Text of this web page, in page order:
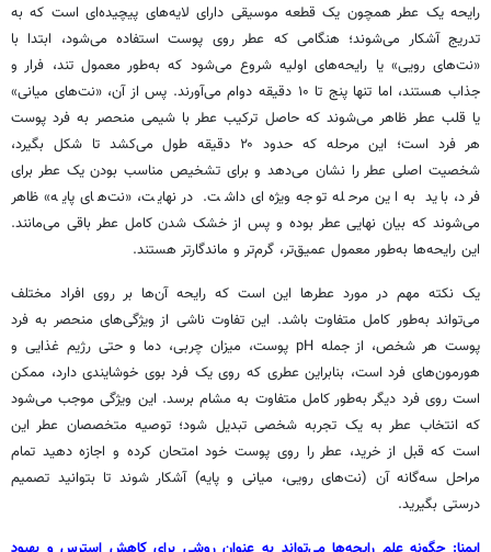
رایحه یک عطر همچون یک قطعه موسیقی دارای لایه‌های پیچیده‌ای است که به
تدریج آشکار می‌شوند؛ هنگامی که عطر روی پوست استفاده می‌شود، ابتدا با
«نت‌های رویی» یا رایحه‌های اولیه شروع می‌شود که به‌طور معمول تند، فرار و
جذاب هستند، اما تنها پنج تا ۱۰ دقیقه دوام می‌آورند. پس از آن، «نت‌های میانی»
یا قلب عطر ظاهر می‌شوند که حاصل ترکیب عطر با شیمی منحصر به فرد پوست
هر فرد است؛ این مرحله که حدود ۲۰ دقیقه طول می‌کشد تا شکل بگیرد،
شخصیت اصلی عطر را نشان می‌دهد و برای تشخیص مناسب بودن یک عطر برای
فرد، باید به این مرحله توجه ویژه‌ای داشت. در نهایت، «نت‌های پایه» ظاهر
می‌شوند که بیان نهایی عطر بوده و پس از خشک شدن کامل عطر باقی می‌مانند.
این رایحه‌ها به‌طور معمول عمیق‌تر، گرم‌تر و ماندگارتر هستند.
یک نکته مهم در مورد عطرها این است که رایحه آن‌ها بر روی افراد مختلف
می‌تواند به‌طور کامل متفاوت باشد. این تفاوت ناشی از ویژگی‌های منحصر به فرد
پوست هر شخص، از جمله pH پوست، میزان چربی، دما و حتی رژیم غذایی و
هورمون‌های فرد است، بنابراین عطری که روی یک فرد بوی خوشایندی دارد، ممکن
است روی فرد دیگر به‌طور کامل متفاوت به مشام برسد. این ویژگی موجب می‌شود
که انتخاب عطر به یک تجربه شخصی تبدیل شود؛ توصیه متخصصان عطر این
است که قبل از خرید، عطر را روی پوست خود امتحان کرده و اجازه دهید تمام
مراحل سه‌گانه آن (نت‌های رویی، میانی و پایه) آشکار شوند تا بتوانید تصمیم
درستی بگیرید.